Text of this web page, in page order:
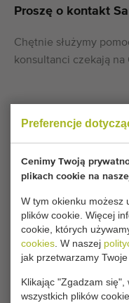
Preferencje
Cenimy Twoją
plikach cookie na
W tym okienku możesz
plików cookie. Więcej
cookie, których
cookies . W naszej
jak przetwarzamy
Klikając "Zgadzam
wszystkich plików
Proszę o kontakt
Chętnie służymy
konsultanci czekają na
Czy chcesz
maszynach?
Otrzymuj
dostępnych
następujących funkcji.
Twoje obecne